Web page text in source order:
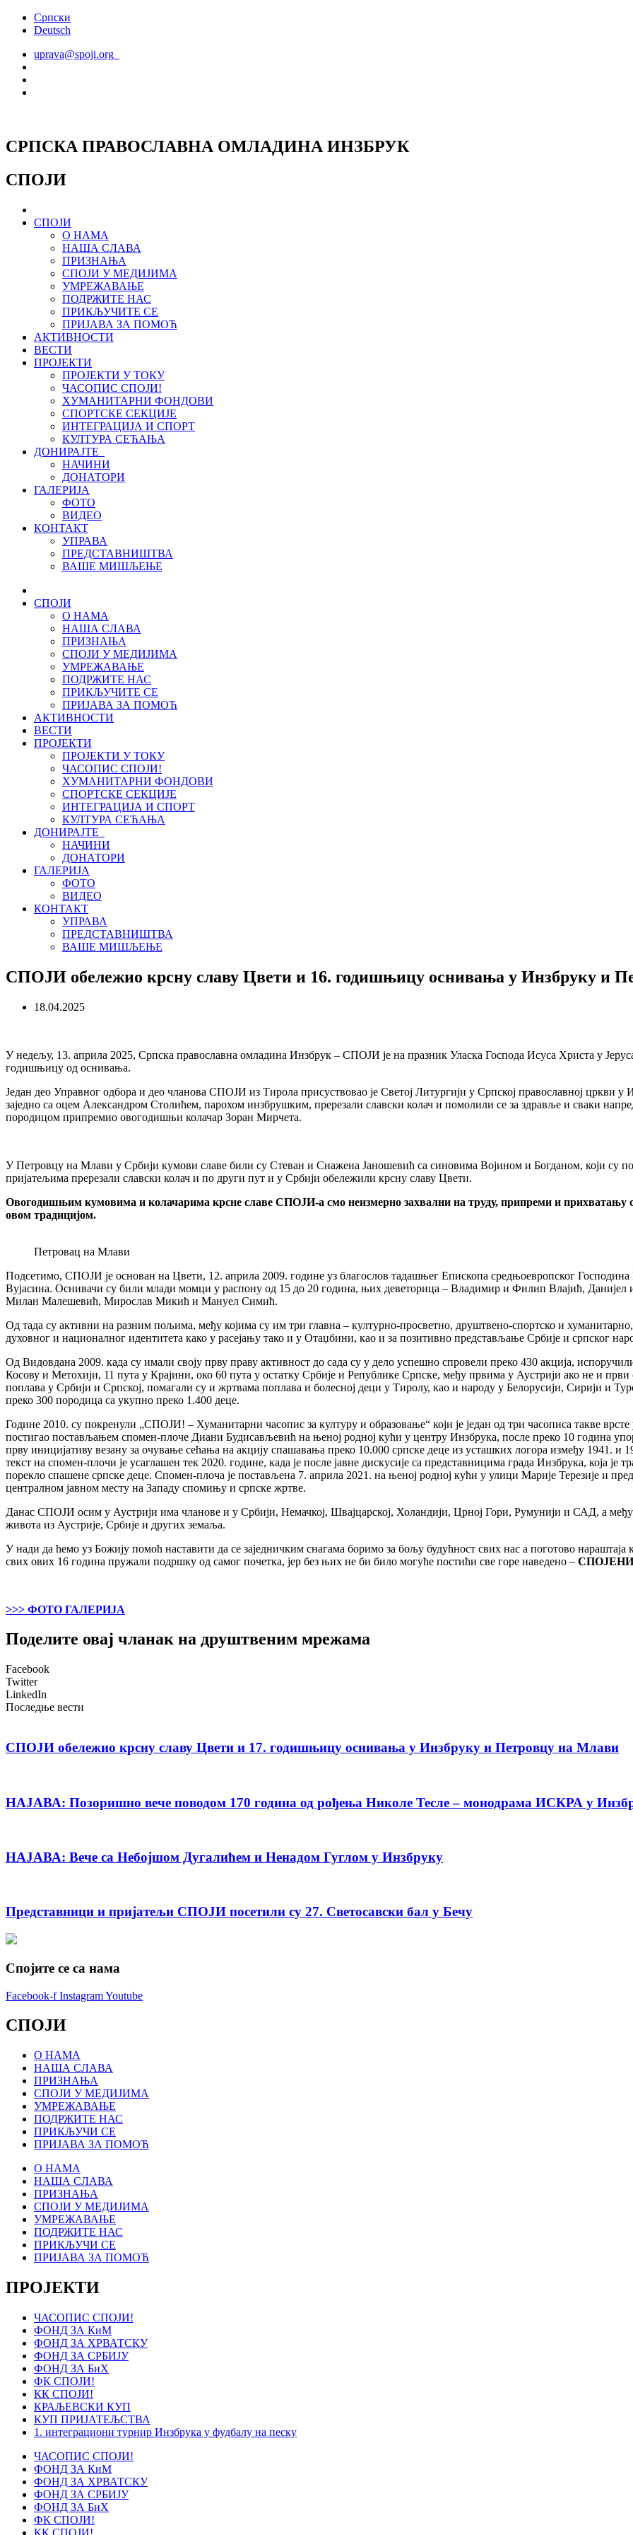
СкочитеСрпски
Deutsch
uprava@spoji.org
СРПСКА ПРАВОСЛАВНА ОМЛАДИНА ИНЗБРУК
СПОЈИ
СПОЈИ
О НАМА
НАША СЛАВА
ПРИЗНАЊА
СПОЈИ У МЕДИЈИМА
УМРЕЖАВАЊЕ
ПОДРЖИТЕ НАС
ПРИКЉУЧИТЕ СЕ
ПРИЈАВА ЗА ПОМОЋ
АКТИВНОСТИ
ВЕСТИ
ПРОЈЕКТИ
ПРОЈЕКТИ У ТОКУ
ЧАСОПИС СПОЈИ!
ХУМАНИТАРНИ ФОНДОВИ
СПОРТСКЕ СЕКЦИЈЕ
ИНТЕГРАЦИЈА И СПОРТ
КУЛТУРА СЕЋАЊА
ДОНИРАЈТЕ
НАЧИНИ
ДОНАТОРИ
ГАЛЕРИЈА
ФОТО
ВИДЕО
КОНТАКТ
УПРАВА
ПРЕДСТАВНИШТВА
ВАШЕ МИШЉЕЊЕ
СПОЈИ
О НАМА
НАША СЛАВА
ПРИЗНАЊА
СПОЈИ У МЕДИЈИМА
УМРЕЖАВАЊЕ
ПОДРЖИТЕ НАС
ПРИКЉУЧИТЕ СЕ
ПРИЈАВА ЗА ПОМОЋ
АКТИВНОСТИ
ВЕСТИ
ПРОЈЕКТИ
ПРОЈЕКТИ У ТОКУ
ЧАСОПИС СПОЈИ!
ХУМАНИТАРНИ ФОНДОВИ
СПОРТСКЕ СЕКЦИЈЕ
ИНТЕГРАЦИЈА И СПОРТ
КУЛТУРА СЕЋАЊА
ДОНИРАЈТЕ
НАЧИНИ
ДОНАТОРИ
ГАЛЕРИЈА
ФОТО
ВИДЕО
КОНТАКТ
УПРАВА
ПРЕДСТАВНИШТВА
ВАШЕ МИШЉЕЊЕ
СПОЈИ обележио крсну славу Цвети и 16. годишњицу оснивања у Инзбруку и
18.04.2025
У недељу, 13. априла 2025, Српска православна омладина Инзбрук – СПОЈИ је на празник Уласка Господа Исуса Христа у
годишњицу од оснивања.
Један део Управног одбора и део чланова СПОЈИ из Тирола присуствовао је Светој Литургији у Српској православној цркви
заједно са оцем Александром Столићем, парохом инзбрушким, пререзали славски колач и помолили се за здравље и сваки
породицом припремио овогодишњи колачар Зоран Мирчета.
У Петровцу на Млави у Србији кумови славе били су Стеван и Снажена Јаношевић са синовима Војином и Богданом, који су
пријатељима пререзали славски колач и по други пут и у Србији обележили крсну славу Цвети.
Овогодишњим кумовима и колачарима крсне славе СПОЈИ-а смо неизмерно захвални на труду, припреми и прихватању
овом традицијом.
Петровац на Млави
Подсетимо, СПОЈИ је основан на Цвети, 12. априла 2009. године уз благослов тадашњег Епископа средњоевропског
Вујасина. Оснивачи су били млади момци у распону од 15 до 20 година, њих деветорица – Владимир и Филип Влајић,
Милан Малешевић, Мирослав Микић и Мануел Симић.
Од тада су активни на разним пољима, међу којима су им три главна – културно-просветно, друштвено-спортско и хуманитарно,
духовног и националног идентитета како у расејању тако и у Отаџбини, као и за позитивно представљање Србије и српског
Од Видовдана 2009. када су имали своју прву праву активност до сада су у дело успешно спровели преко 430 акција,
Косову и Метохији, 11 пута у Крајини, око 60 пута у остатку Србије и Републике Српске, међу првима у Аустрији ако не и
поплава у Србији и Српској, помагали су и жртвама поплава и болесној деци у Тиролу, као и народу у Белорусији, Сирији и
преко 300 породица са укупно преко 1.400 деце.
Године 2010. су покренули „СПОЈИ! – Хуманитарни часопис за културу и образовање“ који је један од три часописа такве
постигао постављањем спомен-плоче Диани Будисављевић на њеној родној кући у центру Инзбрука, после преко 10 година
прву иницијативу везану за очување сећања на акцију спашавања преко 10.000 српске деце из усташких логора између 1941.
текст на спомен-плочи је усаглашен тек 2020. године, када је после јавне дискусије са представницима града Инзбрука, која је
порекло спашене српске деце. Спомен-плоча је постављена 7. априла 2021. на њеној родној кући у улици Марије Терезије и
централном јавном месту на Западу спомињу и српске жртве.
Данас СПОЈИ осим у Аустрији има чланове и у Србији, Немачкој, Швајцарској, Холандији, Црној Гори, Румунији и САД, а
живота из Аустрије, Србије и других земаља.
У нади да ћемо уз Божију помоћ наставити да се заједничким снагама боримо за бољу будућност свих нас а поготово нараштаја
свих ових 16 година пружали подршку од самог почетка, јер без њих не би било могуће постићи све горе наведено –
>>> ФОТО ГАЛЕРИЈА
Поделите овај чланак на друштвеним мрежама
Facebook
Twitter
LinkedIn
Последње вести
СПОЈИ обележио крсну славу Цвети и 17. годишњицу оснивања у Инзбруку и Петровцу на Млави
НАЈАВА: Позоришно вече поводом 170 година од рођења Николе Тесле – монодрама ИСКРА у
НАЈАВА: Вече са Небојшом Дугалићем и Ненадом Гуглом у Инзбруку
Представници и пријатељи СПОЈИ посетили су 27. Светосавски бал у Бечу
Спојите се са нама
Facebook-f InstagramYoutube
СПОЈИ
О НАМА
НАША СЛАВА
ПРИЗНАЊА
СПОЈИ У МЕДИЈИМА
УМРЕЖАВАЊЕ
ПОДРЖИТЕ НАС
ПРИКЉУЧИ СЕ
ПРИЈАВА ЗА ПОМОЋ
О НАМА
НАША СЛАВА
ПРИЗНАЊА
СПОЈИ У МЕДИЈИМА
УМРЕЖАВАЊЕ
ПОДРЖИТЕ НАС
ПРИКЉУЧИ СЕ
ПРИЈАВА ЗА ПОМОЋ
ПРОЈЕКТИ
ЧАСОПИС СПОЈИ!
ФОНД ЗА КиМ
ФОНД ЗА ХРВАТСКУ
ФОНД ЗА СРБИЈУ
ФОНД ЗА БиХ
ФК СПОЈИ!
КК СПОЈИ!
КРАЉЕВСКИ КУП
КУП ПРИЈАТЕЉСТВА
1. интеграциони турнир Инзбрука у фудбалу на песку
ЧАСОПИС СПОЈИ!
ФОНД ЗА КиМ
ФОНД ЗА ХРВАТСКУ
ФОНД ЗА СРБИЈУ
ФОНД ЗА БиХ
ФК СПОЈИ!